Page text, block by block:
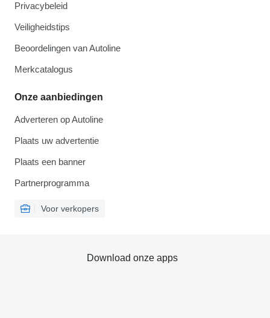
Privacybeleid
Veiligheidstips
Beoordelingen van Autoline
Merkcatalogus
Onze aanbiedingen
Adverteren op Autoline
Plaats uw advertentie
Plaats een banner
Partnerprogramma
Voor verkopers
Download onze apps